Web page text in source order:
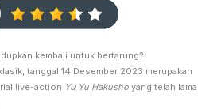
kembali untuk bertarung?
tanggal 14 Desember 2023 merupakan
live-action Yu Yu Hakusho yang telah lama